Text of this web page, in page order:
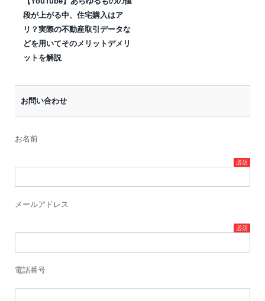
段が上がる中、住宅購入はア
リ？実際の不動産取引データな
どを用いてそのメリットデメリ
ットを解説
お問い合わせ
お名前
メールアドレス
電話番号